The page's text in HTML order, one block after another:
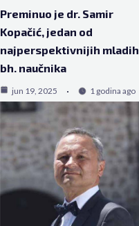
Preminuo je dr. Samir
Kopačić, jedan od
najperspektivnijih mladih
bh. naučnika
jun 19, 2025 1 godina ago